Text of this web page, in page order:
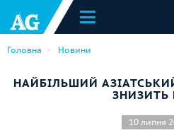
Головна Новини
НАЙБІЛЬШИЙ
ЗНИЗИТЬ
10 липня